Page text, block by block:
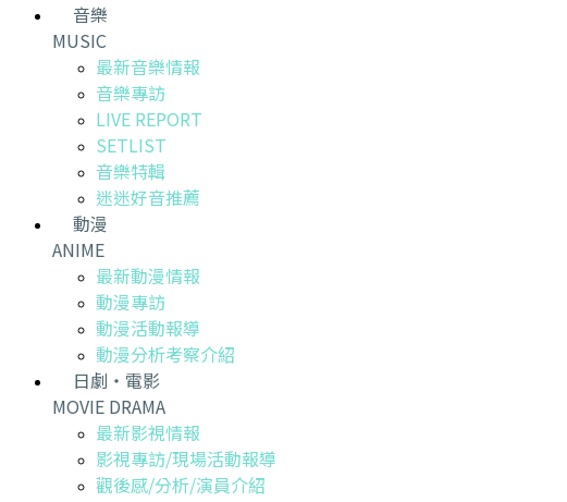
音樂
MUSIC
最新音樂情報
音樂專訪
LIVE REPORT
SETLIST
音樂特輯
迷迷好音推薦
動漫
ANIME
最新動漫情報
動漫專訪
動漫活動報導
動漫分析考察介紹
日劇・電影
MOVIE DRAMA
最新影視情報
影視專訪/現場活動報導
觀後感/分析/演員介紹